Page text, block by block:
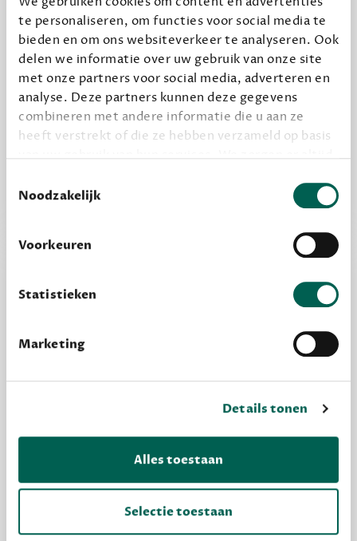
te personaliseren, om functies voor social media te
bieden en om ons websiteverkeer te analyseren. Ook
delen we informatie over uw gebruik van onze site
met onze partners voor social media, adverteren en
analyse. Deze partners kunnen deze gegevens
combineren met andere informatie die u aan ze
heeft verstrekt of die ze hebben verzameld op basis
grondslag gebeurt, en er niet onnodig data van je
wordt verwerkt. Gevoelige persoonsgegevens delen
Noodzakelijk
Voorkeuren
Statistieken
Marketing
Details tonen
Alles toestaan
Selectie toestaan
Geef cadeau
Alles van Dewey Free
Word een bovengemiddelde lezer met 6 boeken
per jaar
kijken of het zou bevallen (maar dit hoeft niet)
MAAK GRATIS KENNIS